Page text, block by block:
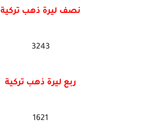
نصف ليرة ذهب تركية
3243
ربع ليرة ذهب تركية
1621